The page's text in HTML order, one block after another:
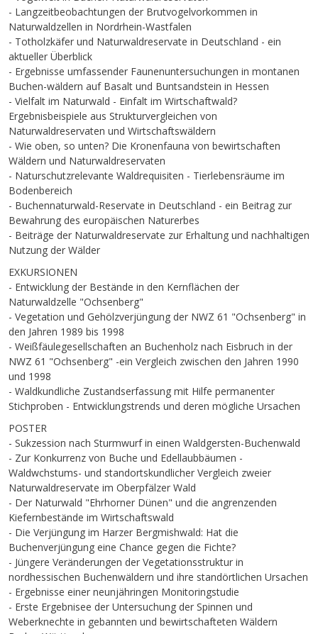
- Langzeitbeobachtungen der Brutvogelvorkommen in
Naturwaldzellen in Nordrhein-Wastfalen
- Totholzkäfer und Naturwaldreservate in Deutschland - ein
aktueller Überblick
- Ergebnisse umfassender Faunenuntersuchungen in montanen
Buchen-wäldern auf Basalt und Buntsandstein in Hessen
- Vielfalt im Naturwald - Einfalt im Wirtschaftwald?
Ergebnisbeispiele aus Strukturvergleichen von
Naturwaldreservaten und Wirtschaftswäldern
- Wie oben, so unten? Die Kronenfauna von bewirtschaften
Wäldern und Naturwaldreservaten
- Naturschutzrelevante Waldrequisiten - Tierlebensräume im
Bodenbereich
- Buchennaturwald-Reservate in Deutschland - ein Beitrag zur
Bewahrung des europäischen Naturerbes
- Beiträge der Naturwaldreservate zur Erhaltung und nachhaltigen
Nutzung der Wälder
EXKURSIONEN
- Entwicklung der Bestände in den Kernflächen der
Naturwaldzelle "Ochsenberg"
- Vegetation und Gehölzverjüngung der NWZ 61 "Ochsenberg" in
den Jahren 1989 bis 1998
- Weißfäulegesellschaften an Buchenholz nach Eisbruch in der
NWZ 61 "Ochsenberg" -ein Vergleich zwischen den Jahren 1990
und 1998
- Waldkundliche Zustandserfassung mit Hilfe permanenter
Stichproben - Entwicklungstrends und deren mögliche Ursachen
POSTER
- Sukzession nach Sturmwurf in einen Waldgersten-Buchenwald
- Zur Konkurrenz von Buche und Edellaubbäumen -
Waldwchstums- und standortskundlicher Vergleich zweier
Naturwaldreservate im Oberpfälzer Wald
- Der Naturwald "Ehrhorner Dünen" und die angrenzenden
Kiefernbestände im Wirtschaftswald
- Die Verjüngung im Harzer Bergmishwald: Hat die
Buchenverjüngung eine Chance gegen die Fichte?
- Jüngere Veränderungen der Vegetationsstruktur in
nordhessischen Buchenwäldern und ihre standörtlichen Ursachen
- Ergebnisse einer neunjähringen Monitoringstudie
- Erste Ergebnisee der Untersuchung der Spinnen und
Weberknechte in gebannten und bewirtschafteten Wäldern